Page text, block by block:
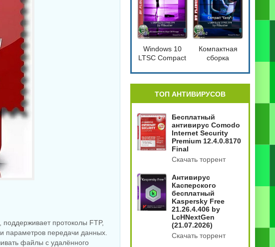
протоколы FTP,
параметров передачи данных.
файлы с удалённого
Windows 10
LTSC Compact
Компактная
сборка
1809 Compact
4in2
[17763.379]
ТОП АНТИВИРУСОВ
Бесплатный
антивирус Comodo
Internet Security
Premium 12.4.0.8170
Final
Скачать торрент
Антивирус
Касперского
бесплатный
Kaspersky Free
21.26.4.406 by
LcHNextGen
(21.07.2026)
Скачать торрент